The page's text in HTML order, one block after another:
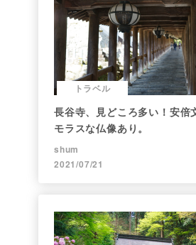
トラベル
長谷寺、見どころ多い！安倍
モラスな仏像あり。
shum
2021/07/21